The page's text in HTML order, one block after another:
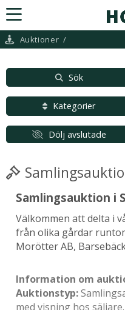
Auktioner /
Sök
Kategorier
Dölj avslutade
Samlingsauktion i
Välkommen att delta i
från olika gårdar
Morötter AB,
Information om
Auktionstyp:
med visning hos säljare.